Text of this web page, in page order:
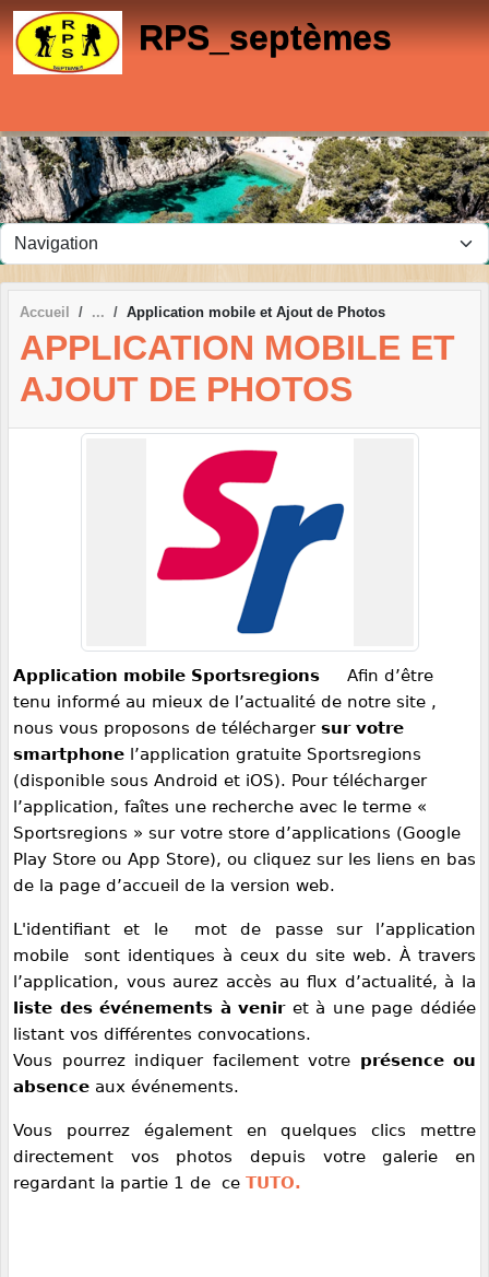
RPS_septèmes
Accueil Application mobile et Ajout de Photos
APPLICATION MOBILE ET
AJOUT DE PHOTOS
Application mobile Sportsregions Afin d’être
tenu informé au mieux de l’actualité de notre site ,
nous vous proposons de télécharger sur votre
smartphone l’application gratuite Sportsregions
(disponible sous Android et iOS). Pour télécharger
l’application, faîtes une recherche avec le terme «
Sportsregions » sur votre store d’applications (Google
Play Store ou App Store), ou cliquez sur les liens en bas
de la page d’accueil de la version web.
L'identifiant et le mot de passe sur l’application
mobile sont identiques à ceux du site web.À travers
l’application, vous aurez accès au flux d’actualité, à la
liste des événements à venir et à une page dédiée
listant vos différentes convocations.
Vous pourrez indiquer facilement votre présence ou
absence aux événements.
Vous pourrez également en quelques clics mettre
directement vos photos depuis votre galerie en
regardant la partie 1 de ce TUTO.
Panneau de gestion des cookies